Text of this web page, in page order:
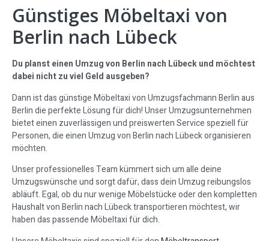
Günstiges Möbeltaxi von
Berlin nach Lübeck
Du planst einen Umzug von Berlin nach Lübeck und möchtest
dabei nicht zu viel Geld ausgeben?
Dann ist das günstige Möbeltaxi von Umzugsfachmann Berlin aus
Berlin die perfekte Lösung für dich! Unser Umzugsunternehmen
bietet einen zuverlässigen und preiswerten Service speziell für
Personen, die einen Umzug von Berlin nach Lübeck organisieren
möchten.
Unser professionelles Team kümmert sich um alle deine
Umzugswünsche und sorgt dafür, dass dein Umzug reibungslos
abläuft. Egal, ob du nur wenige Möbelstücke oder den kompletten
Haushalt von Berlin nach Lübeck transportieren möchtest, wir
haben das passende Möbeltaxi für dich.